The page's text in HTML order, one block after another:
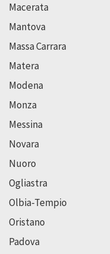
Macerata
Mantova
Massa Carrara
Matera
Modena
Monza
Messina
Novara
Nuoro
Ogliastra
Olbia-Tempio
Oristano
Padova